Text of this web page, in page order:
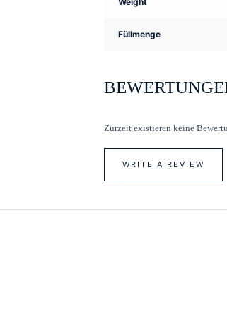
Füllmenge
Zurzeit existieren keine
WRITE A REVIEW